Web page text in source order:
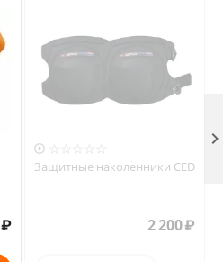
₽

Защитные наколенники CED
2 200₽